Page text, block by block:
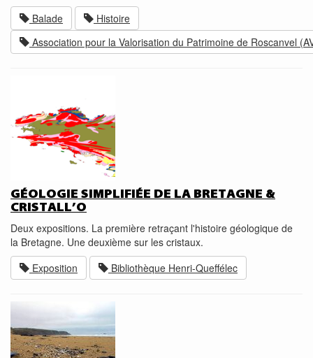
Balade
Histoire
Association pour la Valorisation du Patrimoine de Roscanvel
GÉOLOGIE SIMPLIFIÉE DE LA BRETAGNE &
CRISTALL’O
Deux expositions. La première retraçant l'histoire géologique de
la Bretagne. Une deuxième sur les cristaux.
Exposition
Bibliothèque Henri-Queffélec